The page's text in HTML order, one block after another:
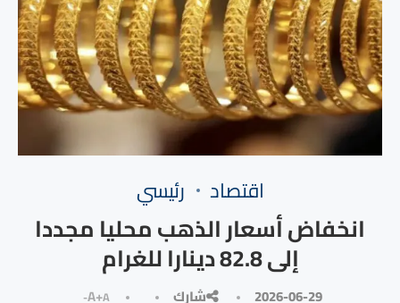
⁠اقتصاد رئيسي
انخفاض أسعار الذهب محليا مجددا
إلى 82.8 دينارا للغرام
2026-06-29 شارك A+A-